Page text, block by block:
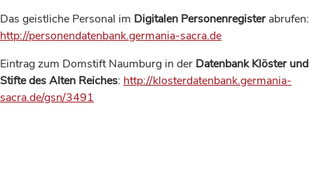
Das geistliche Personal im Digitalen Personenregisterabrufen:
http://personendatenbank.germania-sacra.de
Eintrag zum Domstift Naumburg in der Datenbank Klöster und
Stifte des Alten Reiches: http://klosterdatenbank.germania-
sacra.de/gsn/3491